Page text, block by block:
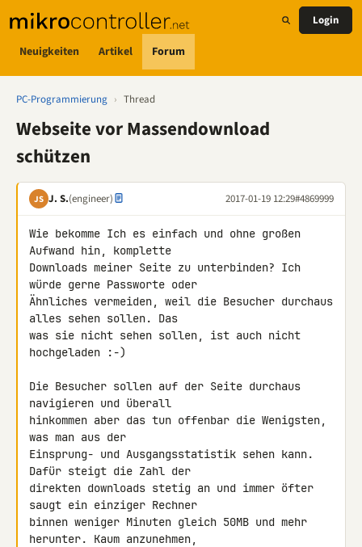
Neuigkeiten Artikel Forum
Login
PC-Programmierung › Thread
Webseite vor Massendownload
schützen
JS J. S.(engineer) 2017-01-19 12:29#4869999
Wie bekomme Ich es einfach und ohne großen
Aufwand hin, komplette
Downloads meiner Seite zu unterbinden? Ich
würde gerne Passworte oder
Ähnliches vermeiden, weil die Besucher durchaus
alles sehen sollen. Das
was sie nicht sehen sollen, ist auch nicht
hochgeladen :-)
Die Besucher sollen auf der Seite durchaus
navigieren und überall
hinkommen aber das tun offenbar die Wenigsten,
was man aus der
Einsprung- und Ausgangsstatistik sehen kann.
Dafür steigt die Zahl der
direkten downloads stetig an und immer öfter
saugt ein einziger Rechner
binnen weniger Minuten gleich 50MB und mehr
herunter. Kaum anzunehmen,